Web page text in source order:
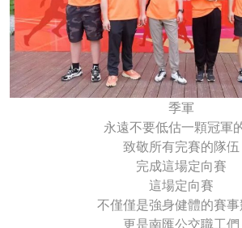
季軍
永遠不要低估一顆冠軍
致敬所有完賽的隊伍
完成這場定向賽
這場定向賽
不僅僅是強身健體的賽
更是南匯公交職工們